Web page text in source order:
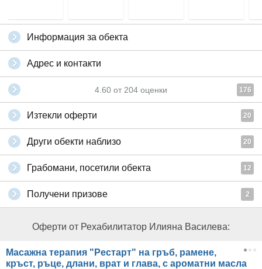
Информация за обекта
Адрес и контакти
4.60 от 204 оценки 176
Изтекли оферти 20
Други обекти наблизо 20
Грабомани, посетили обекта 12
Получени призове 2
Оферти от Рехабилитатор Илияна Василева:
Масажна терапия "Рестарт" на гръб, рамене,
кръст, ръце, длани, врат и глава, с ароматни масла